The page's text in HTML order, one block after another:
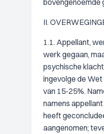
bovengenoemde
II.
1.1. Appellant,
werk gegaan,
psychische
ingevolge de
van 15-25%.
namens
heeft
aangenomen;